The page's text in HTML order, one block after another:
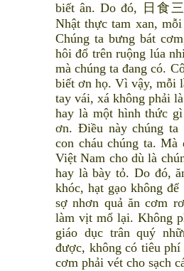
biết ân. Do đó, 日食
Nhật thực tam xan,
Chúng ta bưng bát
hôi đổ trên ruộng lúa
mà chúng ta đang có.
biết ơn họ. Vì vậy, mỗi
tay vái, xá không phải
hay là một hình thức
ơn. Điều này chúng ta
con cháu chúng ta.
Việt Nam cho dù là
hay là bày tỏ. Do đó,
khóc, hạt gạo không
sợ nhơn quả ăn cơm
làm vịt mổ lại. Không
giáo dục trân quý
được, không có tiêu
cơm phải vét cho sạch